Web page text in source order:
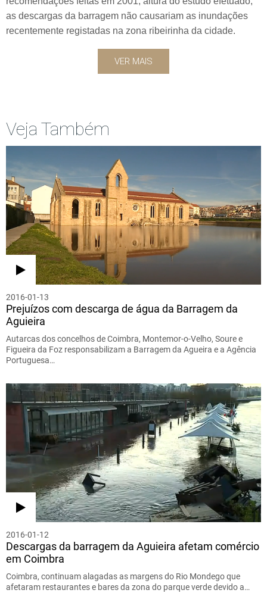
as descargas da barragem não causariam as inundações
recentemente registadas na zona ribeirinha da cidade.
VER MAIS
Veja Também
2016-01-13
Prejuízos com descarga de água da Barragem da
Aguieira
Autarcas dos concelhos de Coimbra, Montemor-o-Velho, Soure e
Figueira da Foz responsabilizam a Barragem da Agueira e a Agência
Portuguesa…
2016-01-12
Descargas da barragem da Aguieira afetam comércio
em Coimbra
Coimbra, continuam alagadas as margens do Rio Mondego que
afetaram restaurantes e bares da zona do parque verde devido a…